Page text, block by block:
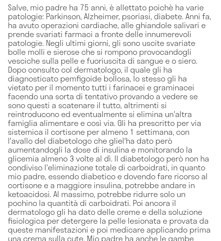
Salve, mio padre ha 75 anni, è allettato poichè ha varie
patologie: Parkinson, Alzheimer, psoriasi, diabete. Anni fa,
ha avuto operazioni cardiache, alle ghiandole salivari e
prende svariati farmaci a fronte delle innumerevoli
patologie. Negli ultimi giorni, gli sono uscite svariate
bolle molli e sierose che si rompono provocandogli
vesciche sulla pelle e fuoriuscita di sangue e o siero.
Dopo consulto col dermatologo, il quale gli ha
diagnosticato pemfigoide bollosa, lo stesso gli ha
vietato per il momento tutti i farinacei e graminacei
facendo una sorta di tentativo provando a vedere se
sono questi a scatenare il tutto, altrimenti si
reintroducono ed eventualmente si elimina un'altra
famiglia alimentare e così via. Gli ha prescritto per via
sistemica il cortisone per almeno 1 settimana, con
l'avallo del diabetologo che gliel'ha dato però
aumentandogli la dose di insulina e monitorando la
glicemia almeno 3 volte al dì. Il diabetologo però non ha
condiviso l'eliminazione totale di carboidrati, in quanto
mio padre, essendo diabetico e dovendo fare ricorso al
cortisone e a maggiore insulina, potrebbe andare in
ketoacidosi. Al massimo, potrebbe ridurre solo un
pochino la quantità di carboidrati. Poi ancora il
dermatologo gli ha dato delle creme e della soluzione
fisiologica per detergere la pelle lesionata e provata da
queste manifestazioni e poi medicare applicando prima
una crema sulla cute. Mio padre ha anche le gambe